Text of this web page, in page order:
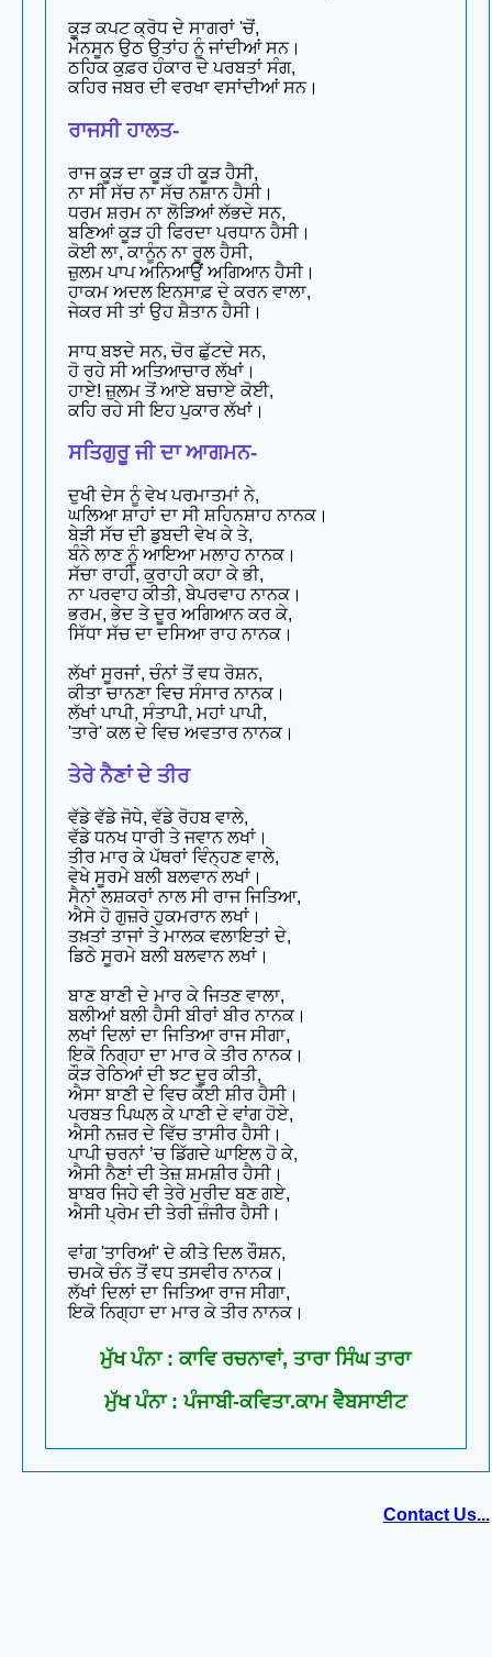
ਕੂੜ ਕਪਟ ਕ੍ਰੋਧ ਦੇ ਸਾਗਰਾਂ 'ਚੋਂ,
ਮੌਨਸੂਨ ਉਠ ਉਤਾਂਹ ਨੂੰ ਜਾਂਦੀਆਂ ਸਨ।
ਠਹਿਕ ਕੁਫ਼ਰ ਹੰਕਾਰ ਦੇ ਪਰਬਤਾਂ ਸੰਗ,
ਕਹਿਰ ਜਬਰ ਦੀ ਵਰਖਾ ਵਸਾਂਦੀਆਂ ਸਨ।
ਰਾਜਸੀ ਹਾਲਤ-
ਰਾਜ ਕੂੜ ਦਾ ਕੂੜ ਹੀ ਕੂੜ ਹੈਸੀ,
ਨਾ ਸੀ ਸੱਚ ਨਾ ਸੱਚ ਨਸ਼ਾਨ ਹੈਸੀ।
ਧਰਮ ਸ਼ਰਮ ਨਾ ਲੋੜਿਆਂ ਲੱਭਦੇ ਸਨ,
ਬਣਿਆਂ ਕੂੜ ਹੀ ਫਿਰਦਾ ਪਰਧਾਨ ਹੈਸੀ।
ਕੋਈ ਲਾ, ਕਾਨੂੰਨ ਨਾ ਰੂਲ ਹੈਸੀ,
ਜ਼ੁਲਮ ਪਾਪ ਅਨਿਆਉਂ ਅਗਿਆਨ ਹੈਸੀ।
ਹਾਕਮ ਅਦਲ ਇਨਸਾਫ਼ ਦੇ ਕਰਨ ਵਾਲਾ,
ਜੇਕਰ ਸੀ ਤਾਂ ਉਹ ਸ਼ੈਤਾਨ ਹੈਸੀ।
ਸਾਧ ਬਝਦੇ ਸਨ, ਚੋਰ ਛੁੱਟਦੇ ਸਨ,
ਹੋ ਰਹੇ ਸੀ ਅਤਿਆਚਾਰ ਲੱਖਾਂ।
ਹਾਏ! ਜ਼ੁਲਮ ਤੋਂ ਆਏ ਬਚਾਏ ਕੋਈ,
ਕਹਿ ਰਹੇ ਸੀ ਇਹ ਪੁਕਾਰ ਲੱਖਾਂ।
ਸਤਿਗੁਰੂ ਜੀ ਦਾ ਆਗਮਨ-
ਦੁਖੀ ਦੇਸ ਨੂੰ ਵੇਖ ਪਰਮਾਤਮਾਂ ਨੇ,
ਘਲਿਆ ਸ਼ਾਹਾਂ ਦਾ ਸੀ ਸ਼ਹਿਨਸ਼ਾਹ ਨਾਨਕ।
ਬੇੜੀ ਸੱਚ ਦੀ ਡੁਬਦੀ ਵੇਖ ਕੇ ਤੇ,
ਬੰਨੇ ਲਾਣ ਨੂੰ ਆਇਆ ਮਲਾਹ ਨਾਨਕ।
ਸੱਚਾ ਰਾਹੀ, ਕੁਰਾਹੀ ਕਹਾ ਕੇ ਭੀ,
ਨਾ ਪਰਵਾਹ ਕੀਤੀ, ਬੇਪਰਵਾਹ ਨਾਨਕ।
ਭਰਮ, ਭੇਦ ਤੇ ਦੂਰ ਅਗਿਆਨ ਕਰ ਕੇ,
ਸਿੱਧਾ ਸੱਚ ਦਾ ਦਸਿਆ ਰਾਹ ਨਾਨਕ।
ਲੱਖਾਂ ਸੂਰਜਾਂ, ਚੰਨਾਂ ਤੋਂ ਵਧ ਰੋਸ਼ਨ,
ਕੀਤਾ ਚਾਨਣਾ ਵਿਚ ਸੰਸਾਰ ਨਾਨਕ।
ਲੱਖਾਂ ਪਾਪੀ, ਸੰਤਾਪੀ, ਮਹਾਂ ਪਾਪੀ,
'ਤਾਰੇ' ਕਲ ਦੇ ਵਿਚ ਅਵਤਾਰ ਨਾਨਕ।
ਤੇਰੇ ਨੈਣਾਂ ਦੇ ਤੀਰ
ਵੱਡੇ ਵੱਡੇ ਜੋਧੇ, ਵੱਡੇ ਰੋਹਬ ਵਾਲੇ,
ਵੱਡੇ ਧਨਖ ਧਾਰੀ ਤੇ ਜਵਾਨ ਲਖਾਂ।
ਤੀਰ ਮਾਰ ਕੇ ਪੱਥਰਾਂ ਵਿੰਨ੍ਹਣ ਵਾਲੇ,
ਵੇਖੇ ਸੂਰਮੇ ਬਲੀ ਬਲਵਾਨ ਲਖਾਂ।
ਸੈਨਾਂ ਲਸ਼ਕਰਾਂ ਨਾਲ ਸੀ ਰਾਜ ਜਿਤਿਆ,
ਐਸੇ ਹੋ ਗੁਜ਼ਰੇ ਹੁਕਮਰਾਨ ਲਖਾਂ।
ਤਖ਼ਤਾਂ ਤਾਜਾਂ ਤੇ ਮਾਲਕ ਵਲਾਇਤਾਂ ਦੇ,
ਡਿਠੇ ਸੂਰਮੇ ਬਲੀ ਬਲਵਾਨ ਲਖਾਂ।
ਬਾਣ ਬਾਣੀ ਦੇ ਮਾਰ ਕੇ ਜਿਤਣ ਵਾਲਾ,
ਬਲੀਆਂ ਬਲੀ ਹੈਸੀ ਬੀਰਾਂ ਬੀਰ ਨਾਨਕ।
ਲਖਾਂ ਦਿਲਾਂ ਦਾ ਜਿਤਿਆ ਰਾਜ ਸੀਗਾ,
ਇਕੋ ਨਿਗ੍ਹਾ ਦਾ ਮਾਰ ਕੇ ਤੀਰ ਨਾਨਕ।
ਕੌੜ ਰੇਠਿਆਂ ਦੀ ਝਟ ਦੂਰ ਕੀਤੀ,
ਐਸਾ ਬਾਣੀ ਦੇ ਵਿਚ ਕੋਈ ਸ਼ੀਰ ਹੈਸੀ।
ਪਰਬਤ ਪਿਘਲ ਕੇ ਪਾਣੀ ਦੇ ਵਾਂਗ ਹੋਏ,
ਐਸੀ ਨਜ਼ਰ ਦੇ ਵਿੱਚ ਤਾਸੀਰ ਹੈਸੀ।
ਪਾਪੀ ਚਰਨਾਂ ’ਚ ਡਿੱਗਦੇ ਘਾਇਲ ਹੋ ਕੇ,
ਐਸੀ ਨੈਣਾਂ ਦੀ ਤੇਜ਼ ਸ਼ਮਸ਼ੀਰ ਹੈਸੀ।
ਬਾਬਰ ਜਿਹੇ ਵੀ ਤੇਰੇ ਮੁਰੀਦ ਬਣ ਗਏ,
ਐਸੀ ਪ੍ਰੇਮ ਦੀ ਤੇਰੀ ਜ਼ੰਜੀਰ ਹੈਸੀ।
ਵਾਂਗ 'ਤਾਰਿਆਂ' ਦੇ ਕੀਤੇ ਦਿਲ ਰੌਸ਼ਨ,
ਚਮਕੇ ਚੰਨ ਤੋਂ ਵਧ ਤਸਵੀਰ ਨਾਨਕ।
ਲੱਖਾਂ ਦਿਲਾਂ ਦਾ ਜਿਤਿਆ ਰਾਜ ਸੀਗਾ,
ਇਕੋ ਨਿਗ੍ਹਾ ਦਾ ਮਾਰ ਕੇ ਤੀਰ ਨਾਨਕ।
ਮੁੱਖ ਪੰਨਾ : ਕਾਵਿ ਰਚਨਾਵਾਂ, ਤਾਰਾ ਸਿੰਘ ਤਾਰਾ
ਮੁੱਖ ਪੰਨਾ : ਪੰਜਾਬੀ-ਕਵਿਤਾ.ਕਾਮ ਵੈਬਸਾਈਟ
Contact Us...